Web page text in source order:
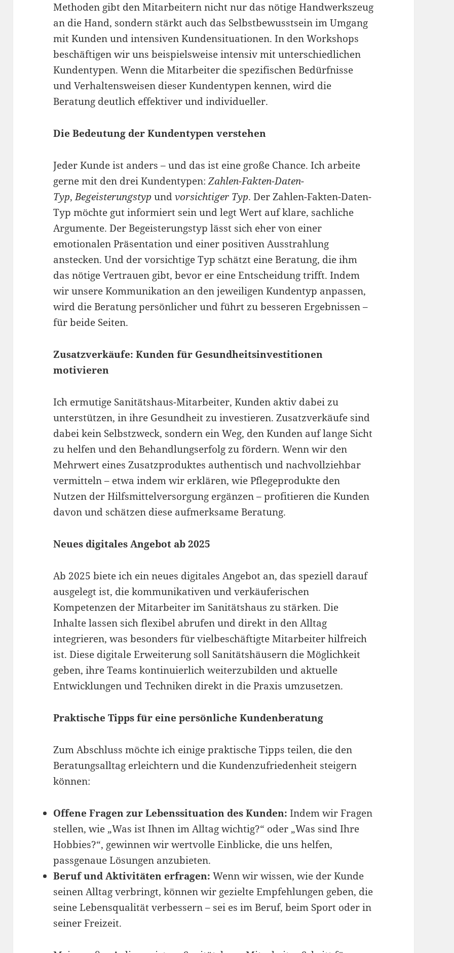
Methoden gibt den Mitarbeitern nicht nur das nötige Handwerkszeug
an die Hand, sondern stärkt auch das Selbstbewusstsein im Umgang
mit Kunden und intensiven Kundensituationen. In den Workshops
beschäftigen wir uns beispielsweise intensiv mit unterschiedlichen
Kundentypen. Wenn die Mitarbeiter die spezifischen Bedürfnisse
und Verhaltensweisen dieser Kundentypen kennen, wird die
Beratung deutlich effektiver und individueller.
Die Bedeutung der Kundentypen verstehen
Jeder Kunde ist anders – und das ist eine große Chance. Ich arbeite
gerne mit den drei Kundentypen:Zahlen-Fakten-Daten-
Typ,Begeisterungstypundvorsichtiger Typ. Der Zahlen-Fakten-Daten-
Typ möchte gut informiert sein und legt Wert auf klare, sachliche
Argumente. Der Begeisterungstyp lässt sich eher von einer
emotionalen Präsentation und einer positiven Ausstrahlung
anstecken. Und der vorsichtige Typ schätzt eine Beratung, die ihm
das nötige Vertrauen gibt, bevor er eine Entscheidung trifft. Indem
wir unsere Kommunikation an den jeweiligen Kundentyp anpassen,
wird die Beratung persönlicher und führt zu besseren Ergebnissen –
für beide Seiten.
Zusatzverkäufe: Kunden für Gesundheitsinvestitionen
motivieren
Ich ermutige Sanitätshaus-Mitarbeiter, Kunden aktiv dabei zu
unterstützen, in ihre Gesundheit zu investieren. Zusatzverkäufe sind
dabei kein Selbstzweck, sondern ein Weg, den Kunden auf lange Sicht
zu helfen und den Behandlungserfolg zu fördern. Wenn wir den
Mehrwert eines Zusatzproduktes authentisch und nachvollziehbar
vermitteln – etwa indem wir erklären, wie Pflegeprodukte den
Nutzen der Hilfsmittelversorgung ergänzen – profitieren die Kunden
davon und schätzen diese aufmerksame Beratung.
Neues digitales Angebot ab 2025
Ab 2025 biete ich ein neues digitales Angebot an, das speziell darauf
ausgelegt ist, die kommunikativen und verkäuferischen
Kompetenzen der Mitarbeiter im Sanitätshaus zu stärken. Die
Inhalte lassen sich flexibel abrufen und direkt in den Alltag
integrieren, was besonders für vielbeschäftigte Mitarbeiter hilfreich
ist. Diese digitale Erweiterung soll Sanitätshäusern die Möglichkeit
geben, ihre Teams kontinuierlich weiterzubilden und aktuelle
Entwicklungen und Techniken direkt in die Praxis umzusetzen.
Praktische Tipps für eine persönliche Kundenberatung
Zum Abschluss möchte ich einige praktische Tipps teilen, die den
Beratungsalltag erleichtern und die Kundenzufriedenheit steigern
können:
Offene Fragen zur Lebenssituation des Kunden: Indem wir Fragen
stellen, wie „Was ist Ihnen im Alltag wichtig?“ oder „Was sind Ihre
Hobbies?“, gewinnen wir wertvolle Einblicke, die uns helfen,
passgenaue Lösungen anzubieten.
Beruf und Aktivitäten erfragen: Wenn wir wissen, wie der Kunde
seinen Alltag verbringt, können wir gezielte Empfehlungen geben, die
seine Lebensqualität verbessern – sei es im Beruf, beim Sport oder in
seiner Freizeit.